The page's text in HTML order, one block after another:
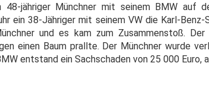
jähriger Münchner mit seinem BMW auf
ein 38-Jähriger mit seinem VW die Karl-Benz-
und es kam zum Zusammenstoß.
einen Baum prallte. Der Münchner wurde
entstand ein Sachschaden von 25 000 Euro,